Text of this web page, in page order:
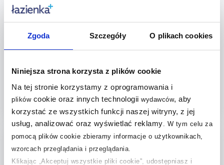
Zgoda Szczegóły O plikach cookies
Niniejsza strona korzysta z plików cookie
Na tej stronie korzystamy z oprogramowania i
plikówcookie oraz innych technologii wydawców, aby
korzystać ze wszystkich funkcji naszej witryny, z jej
usług, analizować oraz wyświetlać reklamy
W tym celu za
pomocą plików cookie zbieramy informacje o użytkownikach,
wzorcach przeglądania i przeglądania.
Klikając „Akceptuj wszystkie pliki cookie”, udostępniasz i
Tubądzin Teri Ivory płytka
ścienno-podłogowa
Dostępność:do 5 dni
154 71 zł m
Cena kat.:
Więcej
Dodaj do
porównania
Tubądzin Onix płytka ścienna
79,8x79,8 cm biała
Dostępność: do 5 dni
Cena kat.:
Więcej
Dodaj do